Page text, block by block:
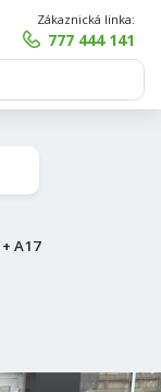
Zákaznická linka:
777 444 141
A17